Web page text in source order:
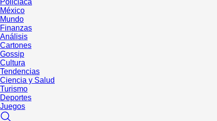
México
Mundo
Finanzas
Análisis
Cartones
Gossip
Cultura
Tendencias
Ciencia y Salud
Turismo
Deportes
Juegos